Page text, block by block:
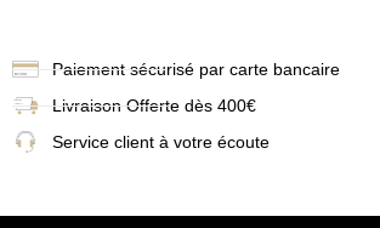
Paiement sécurisé par carte bancaire
Livraison Offerte dès 400€
Service client à votre écoute